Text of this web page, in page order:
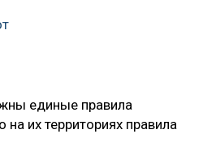
единые правила
их территориях правила